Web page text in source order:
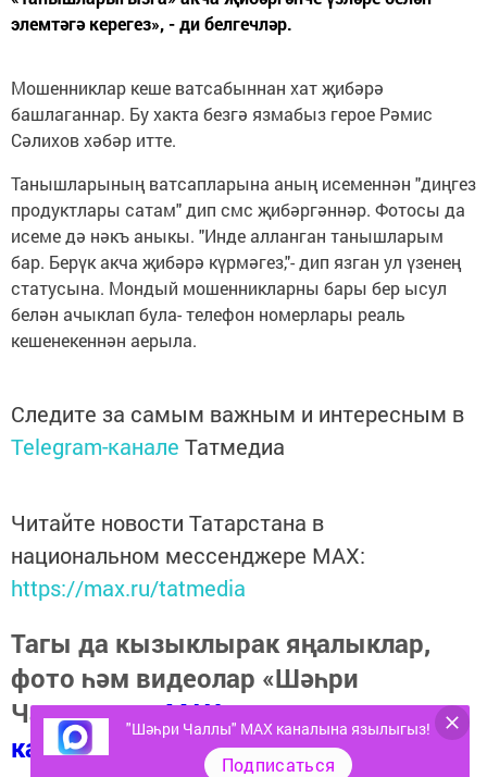
элемтәгә керегез», - ди белгечләр.
Мошенниклар кеше ватсабыннан хат җибәрә
башлаганнар. Бу хакта безгә язмабыз герое Рәмис
Сәлихов хәбәр итте.
Танышларының ватсапларына аның исеменнән "диңгез
продуктлары сатам" дип смс җибәргәннәр. Фотосы да
исеме дә нәкъ аныкы. "Инде алланган танышларым
бар. Берүк акча җибәрә күрмәгез,"- дип язган ул үзенең
статусына. Мондый мошенникларны бары бер ысул
белән ачыклап була- телефон номерлары реаль
кешенекеннән аерыла.
Следите за самым важным и интересным в
Telegram-канале Татмедиа
Читайте новости Татарстана в
национальном мессенджере MАХ:
https://max.ru/tatmedia
Тагы да кызыклырак яңалыклар,
фото һәм видеолар «Шәһри
Чаллы»ныңMAX
каналында
(язылыгыз).
"Шәһри Чаллы" MAX каналына язылыгыз!
Подписаться